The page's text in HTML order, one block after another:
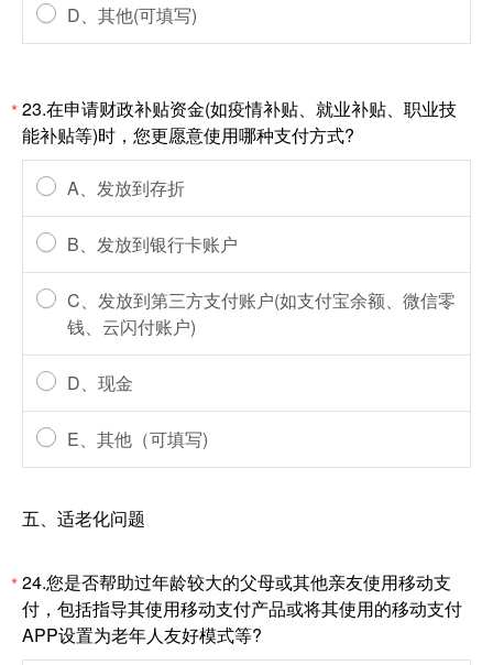
D、其他(可填写)
*23.在申请财政补贴资金(如疫情补贴、就业补贴、职业技
能补贴等)时，您更愿意使用哪种支付方式?
A、发放到存折
B、发放到银行卡账户
C、发放到第三方支付账户(如支付宝余额、微信零
钱、云闪付账户)
D、现金
E、其他（可填写)
五、适老化问题
*24.您是否帮助过年龄较大的父母或其他亲友使用移动支
付，包括指导其使用移动支付产品或将其使用的移动支付
APP设置为老年人友好模式等?